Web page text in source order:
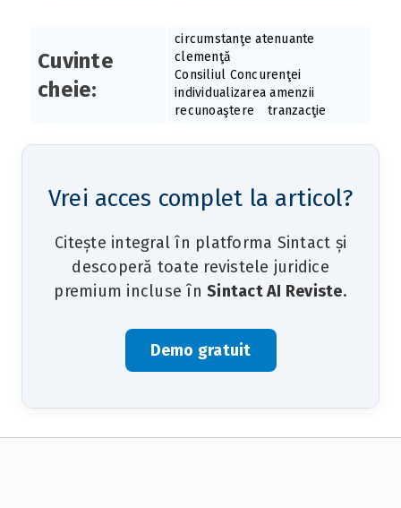
Cuvinte
cheie:
circumstanţe atenuante
clemenţă
Consiliul Concurenţei
individualizarea amenzii
recunoaştere
tranzacţie
Vrei acces complet la articol?
Citește integral în platforma Sintact și
descoperă toate revistele juridice
premium incluse în Sintact AI Reviste.
Demo gratuit